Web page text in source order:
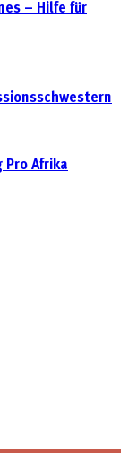
– Hilfe für
Pro Afrika